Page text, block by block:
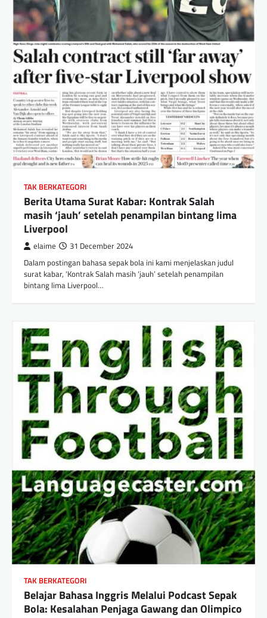
TAK BERKATEGORI
Berita Utama Surat Kabar: Kontrak Salah
masih ‘jauh’ setelah penampilan bintang lima
Liverpool
elaime 31 December 2024
Dalam postingan bahasa sepak bola ini kami menjelaskan judul
surat kabar, ‘Kontrak Salah masih ‘jauh’ setelah penampilan
bintang lima Liverpool…
TAK BERKATEGORI
Belajar Bahasa Inggris Melalui Podcast Sepak
Bola: Kesalahan Penjaga Gawang dan Olimpico